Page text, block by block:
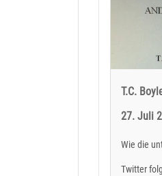
T.C.
27. Juli
Wie die
Twitter